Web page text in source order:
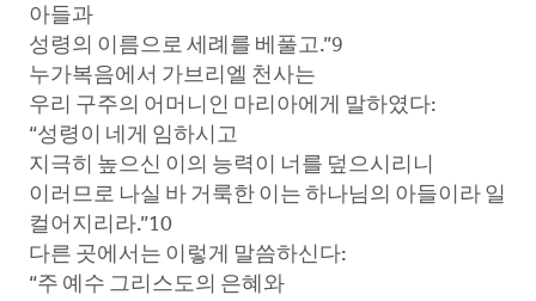
아들과
성령의 이름으로 세례를 베풀고.”9
누가복음에서 가브리엘 천사는
우리 구주의 어머니인 마리아에게 말하였다:
“성령이 네게 임하시고
지극히 높으신 이의 능력이 너를 덮으시리니
이러므로 나실 바 거룩한 이는 하나님의 아들이라 일
컬어지리라.”10
다른 곳에서는 이렇게 말씀하신다:
“주 예수 그리스도의 은혜와